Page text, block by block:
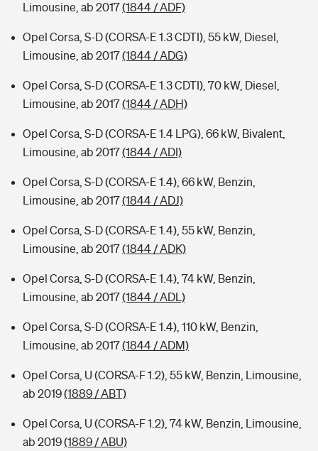
Limousine, ab 2017(1844 / ADF)
Opel Corsa, S-D (CORSA-E 1.3 CDTI), 55 kW, Diesel,
Limousine, ab 2017(1844 / ADG)
Opel Corsa, S-D (CORSA-E 1.3 CDTI), 70 kW, Diesel,
Limousine, ab 2017(1844 / ADH)
Opel Corsa, S-D (CORSA-E 1.4 LPG), 66 kW, Bivalent,
Limousine, ab 2017(1844 / ADI)
Opel Corsa, S-D (CORSA-E 1.4), 66 kW, Benzin,
Limousine, ab 2017(1844 / ADJ)
Opel Corsa, S-D (CORSA-E 1.4), 55 kW, Benzin,
Limousine, ab 2017(1844 / ADK)
Opel Corsa, S-D (CORSA-E 1.4), 74 kW, Benzin,
Limousine, ab 2017(1844 / ADL)
Opel Corsa, S-D (CORSA-E 1.4), 110 kW, Benzin,
Limousine, ab 2017(1844 / ADM)
Opel Corsa, U (CORSA-F 1.2), 55 kW, Benzin, Limousine,
ab 2019(1889 / ABT)
Opel Corsa, U (CORSA-F 1.2), 74 kW, Benzin, Limousine,
ab 2019(1889 / ABU)